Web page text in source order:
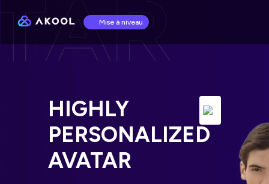
Mise à niveau
HIGHLY
PERSONALIZED
AVATAR